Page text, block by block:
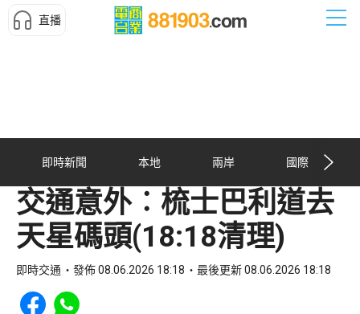
直播
即時新聞 本地 兩岸 國際
交通意外︰梳士巴利道去
天星碼頭(18:18清理)
即時交通 發佈 08.06.2026 18:18 最後更新 08.06.2026 18:18
Share to Facebook
Share to WhatsApp